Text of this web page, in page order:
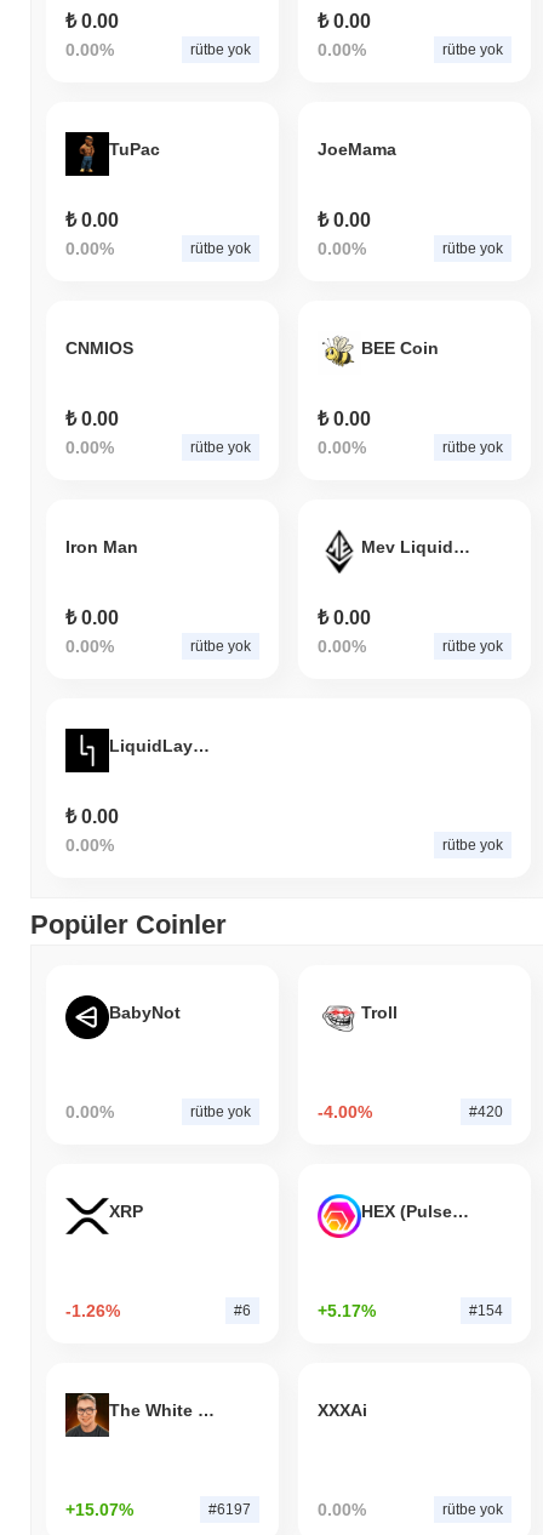
₺ 0.00
0.00% rütbe yok
₺ 0.00
0.00% rütbe yok
TuPac
₺ 0.00
0.00% rütbe yok
JoeMama
₺ 0.00
0.00% rütbe yok
CNMIOS
₺ 0.00
0.00% rütbe yok
BEE Coin
₺ 0.00
0.00% rütbe yok
Iron Man
₺ 0.00
0.00% rütbe yok
Mev Liquid Staking Receipt
₺ 0.00
0.00% rütbe yok
LiquidLayer Token
₺ 0.00
0.00% rütbe yok
Popüler Coinler
BabyNot
0.00% rütbe yok
Troll
-4.00% #420
XRP
-1.26% #6
HEX (Pulsechain)
+5.17% #154
The White Bull
+15.07% #6197
XXXAi
0.00% rütbe yok